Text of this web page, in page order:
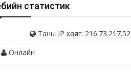
статистик
Таны IP хаяг: 216.73.217.52
Онлайн